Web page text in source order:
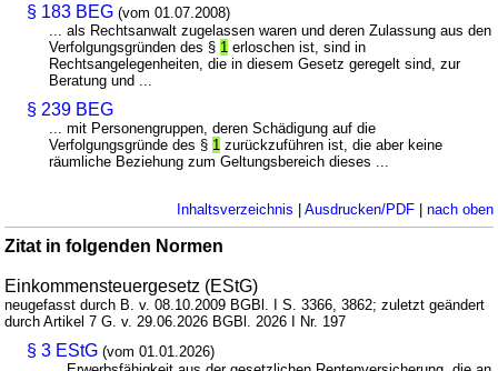
§ 183 BEG (vom 01.07.2008)
... als Rechtsanwalt zugelassen waren und deren Zulassung aus den
Verfolgungsgründen des § 1 erloschen ist, sind in
Rechtsangelegenheiten, die in diesem Gesetz geregelt sind, zur
Beratung und ...
§ 239 BEG
... mit Personengruppen, deren Schädigung auf die
Verfolgungsgründe des § 1 zurückzuführen ist, die aber keine
räumliche Beziehung zum Geltungsbereich dieses ...
Inhaltsverzeichnis | Ausdrucken/PDF| nach oben
Zitat in folgenden Normen
Einkommensteuergesetz (EStG)
neugefasst durch B. v. 08.10.2009 BGBl. I S. 3366, 3862; zuletzt geändert
durch Artikel 7 G. v. 29.06.2026 BGBl. 2026 I Nr. 197
§ 3 EStG (vom 01.01.2026)